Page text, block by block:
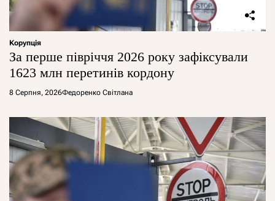
Корупція
За перше півріччя 2026 року зафіксували
1623 млн перетинів кордону
8 Серпня, 2026Федоренко Світлана